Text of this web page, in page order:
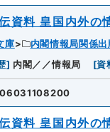
資料 皇国内外の
庫 内閣情報局関係出
] 内閣／／情報局 [資
資料 皇国内外の